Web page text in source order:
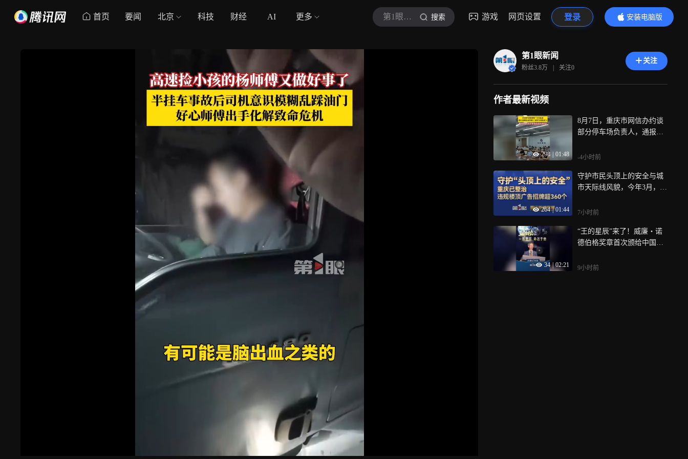
首页 要闻 北京 科技 财经 AI 更多 第1眼新闻 搜索 游戏 网页设置 登录
安装电脑版
内容更精彩
第1眼新闻
粉丝3.8万 | 关注0
关注
作者最新视频
298 01:48
8月7日，重庆市网信办约谈
部分停车场负责人，通报违
法整改
-4小时前
264 | 01:44
守护市民头顶上的安全与城
市天际线风貌，今年3月，我
项整治，截至目前，已整治
7小时前
34 | 02:21
“王的星辰”来了！威廉・诺
德伯格奖章首次颁给中国科
一颗小行星，他让我国的空
9小时前